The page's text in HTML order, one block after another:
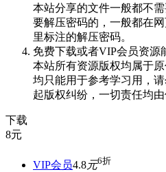
本站分享的文件一般都不
要解压密码的，一般都在
里标注的解压密码。
免费下载或者VIP会员资源
本站所有资源版权均属于
均只能用于参考学习用，
起版权纠纷，一切责任均由
下载
8元
VIP会员4.8元6折